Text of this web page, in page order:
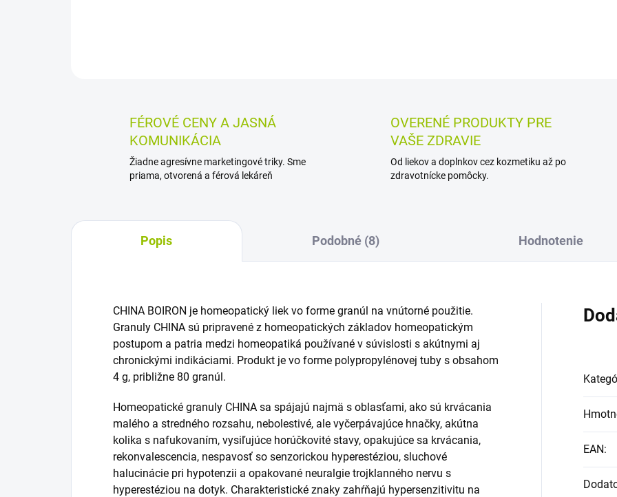
FÉROVÉ CENY A JASNÁ
KOMUNIKÁCIA
Žiadne agresívne marketingové triky. Sme
priama, otvorená a férová lekáreň
OVERENÉ PRODUKTY PRE
VAŠE ZDRAVIE
Od liekov a doplnkov cez kozmetiku až po
zdravotnícke pomôcky.
Popis Podobné (8) Hodnotenie
CHINA BOIRON je homeopatický liek vo forme granúl na vnútorné použitie.
Granuly CHINA sú pripravené z homeopatických základov homeopatickým
postupom a patria medzi homeopatiká používané v súvislosti s akútnymi aj
chronickými indikáciami. Produkt je vo forme polypropylénovej tuby s obsahom
4 g, približne 80 granúl.
Homeopatické granuly CHINA sa spájajú najmä s oblasťami, ako sú krvácania
malého a stredného rozsahu, nebolestivé, ale vyčerpávajúce hnačky, akútna
kolika s nafukovaním, vysiľujúce horúčkovité stavy, opakujúce sa krvácania,
rekonvalescencia, nespavosť so senzorickou hyperestéziou, sluchové
halucinácie pri hypotenzii a opakované neuralgie trojklanného nervu s
hyperestéziou na dotyk. Charakteristické znaky zahŕňajú hypersenzitivitu na
EAN: